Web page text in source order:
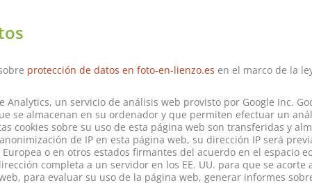
protección de datos en foto-en-lienzo.es en el marco de la
Analytics, un servicio de análisis web provisto por Google Inc.
se almacenan en su ordenador y que permiten efectuar un
cookies sobre su uso de esta página web son transferidas y
de IP en esta página web, su dirección IP será
o en otros estados firmantes del acuerdo en el espacio
completa a un servidor en los EE. UU. para que se
para evaluar su uso de la página web, generar informes